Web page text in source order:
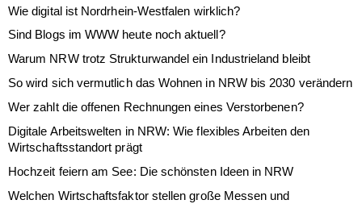
Wie digital ist Nordrhein-Westfalen wirklich?
Sind Blogs im WWW heute noch aktuell?
Warum NRW trotz Strukturwandel ein Industrieland bleibt
So wird sich vermutlich das Wohnen in NRW bis 2030 verändern
Wer zahlt die offenen Rechnungen eines Verstorbenen?
Digitale Arbeitswelten in NRW: Wie flexibles Arbeiten den
Wirtschaftsstandort prägt
Hochzeit feiern am See: Die schönsten Ideen in NRW
Welchen Wirtschaftsfaktor stellen große Messen und